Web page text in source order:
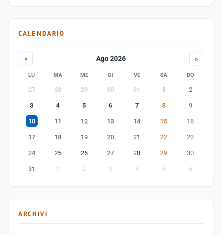
CALENDARIO
« Ago 2026 »
LU MA ME GI VE SA DO
27 28 29 30 31 1 2
3 4 5 6 7 8 9
10 11 12 13 14 15 16
17 18 19 20 21 22 23
24 25 26 27 28 29 30
31 1 2 3 4 5 6
ARCHIVI